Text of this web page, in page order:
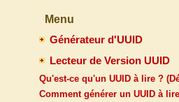
Menu
Générateur d'UUID
Lecteur de Version UUID
Qu'est-ce qu'un UUID à lire ?
Comment générer un UUID à